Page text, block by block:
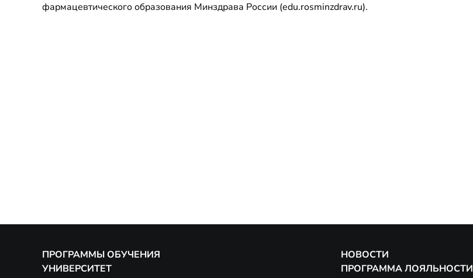
фармацевтического образования Минздрава России (edu.rosminzdrav.ru).
ПРОГРАММЫ ОБУЧЕНИЯ
УНИВЕРСИТЕТ
НОВОСТИ
ПРОГРАММА ЛОЯЛЬНОСТИ